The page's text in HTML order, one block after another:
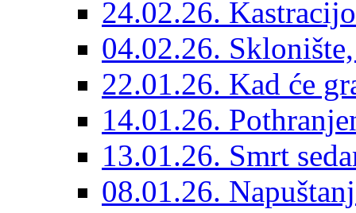
24.02.26.
04.02.26.
22.01.26. Kad će
14.01.26.
13.01.26. Smrt
08.01.26.